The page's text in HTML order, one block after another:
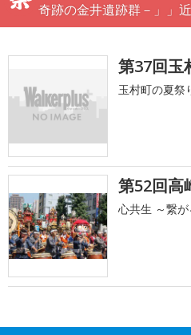
奇跡の金井遺跡群－」」
第37回玉
玉村町の夏祭
第52回高
心共生 ～繋